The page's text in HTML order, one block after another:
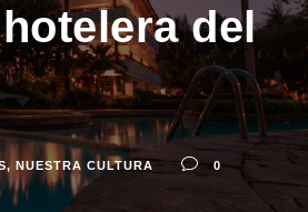
del
, NUESTRA CULTURA 0